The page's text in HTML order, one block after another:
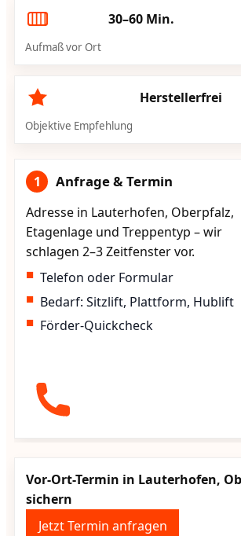
30–60 Min.
Aufmaß vor Ort
Herstellerfrei
Objektive Empfehlung
1 Anfrage & Termin
Adresse in Lauterhofen, Oberpfalz,
Etagenlage und Treppentyp – wir
schlagen 2–3 Zeitfenster vor.
Telefon oder Formular
Bedarf: Sitzlift, Plattform, Hublift
Förder-Quickcheck
Vor-Ort-Termin in Lauterhofen,
sichern
Jetzt Termin anfragen